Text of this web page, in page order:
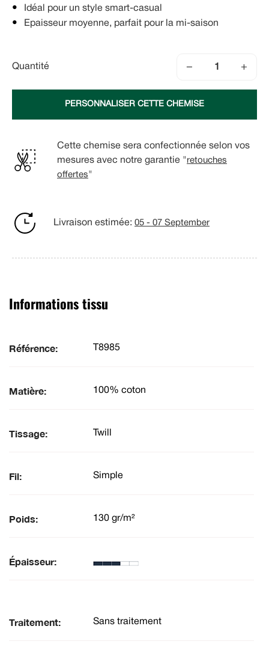
Idéal pour un style smart-casual
Epaisseur moyenne, parfait pour la mi-saison
Quantité − +
PERSONNALISER CETTE CHEMISE
Cette chemise sera confectionnée selon vos
mesures avec notre garantie " retouches
offertes"
Livraison estimée: 05 - 07 September
Informations tissu
Référence: T8985
Matière: 100% coton
Tissage: Twill
Fil: Simple
Poids: 130 gr/m²
Épaisseur:
Traitement: Sans traitement